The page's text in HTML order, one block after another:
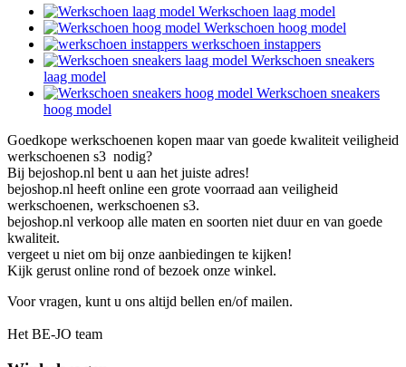
Werkschoen laag model
Werkschoen hoog model
werkschoen instappers
Werkschoen sneakers
laag model
Werkschoen sneakers
hoog model
Goedkope werkschoenen kopen maar van goede kwaliteit veiligheid
werkschoenen s3 nodig?
Bij bejoshop.nl bent u aan het juiste adres!
bejoshop.nl heeft online een grote voorraad aan veiligheid
werkschoenen, werkschoenen s3.
bejoshop.nl verkoop alle maten en soorten niet duur en van goede
kwaliteit.
vergeet u niet om bij onze aanbiedingen te kijken!
Kijk gerust online rond of bezoek onze winkel.
Voor vragen, kunt u ons altijd bellen en/of mailen.
Het BE-JO team